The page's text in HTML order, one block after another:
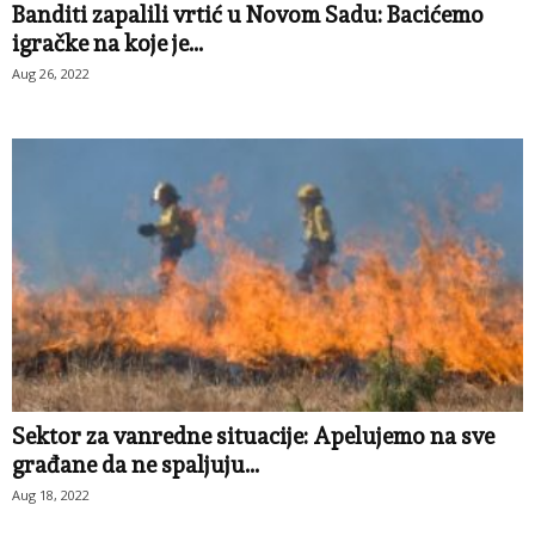
Banditi zapalili vrtić u Novom Sadu: Bacićemo
igračke na koje je...
Aug 26, 2022
Sektor za vanredne situacije: Apelujemo na sve
građane da ne spaljuju...
Aug 18, 2022